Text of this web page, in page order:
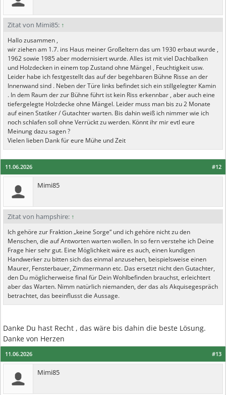
Zitat von Mimi85: ↑
Hallo zusammen ,
wir ziehen am 1.7. ins Haus meiner Großeltern das um 1930 erbaut wurde ,
1962 sowie 1985 aber modernisiert wurde. Alles ist mit viel Dachbalken
und Holzdecken in einem top Zustand ohne Mängel , Feuchtigkeit usw.
Leider habe ich festgestellt das auf der begehbaren Bühne Risse an der
Innenwand sind . Neben der Türe links befindet sich ein stillgelegter Kamin
. In dem Raum der zur Bühne führt ist kein Riss erkennbar , aber auch eine
tiefergelegte Holzdecke ohne Mängel. Leider muss man bis zu 2 Monate
auf einen Statiker / Gutachter warten. Bis dahin weiß ich nimmer wie ich
noch schlafen soll ohne Verrückt zu werden. Könnt ihr mir evtl eure
Meinung dazu sagen ?
Vielen lieben Dank für eure Mühe und Zeit
#12
11.06.2026
Mimi85
Zitat von hampshire: ↑
Ich gehöre zur Fraktion „keine Sorge“ und ich gehöre nicht zu den
Menschen, die auf Antworten warten wollen. In so fern verstehe ich Deine
Frage hier sehr gut. Eine Möglichkeit wäre es auch, einen kundigen
Handwerker zu bitten sich das einmal anzusehen, beispielsweise einen
Maurer, Fensterbauer, Zimmermann etc. Das ersetzt nicht den Gutachter,
den Du möglicherweise final für Dein Wohlbefinden brauchst, erleichtert
aber das Warten. Nimm natürlich niemanden, der das als Akquisegespräch
betrachtet, das beeinflusst die Aussage.
Danke Du hast Recht , das wäre bis dahin die beste Lösung.
Danke von Herzen
#13
11.06.2026
Mimi85